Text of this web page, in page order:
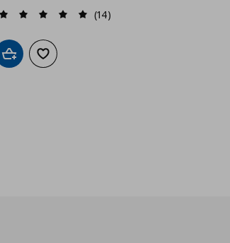
(14)
Добави в кошницата
Добави към списъка с любими